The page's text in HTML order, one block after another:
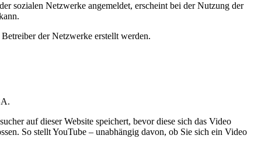
sozialen Netzwerke angemeldet, erscheint bei der Nutzung der
der Netzwerke erstellt werden.
auf dieser Website speichert, bevor diese sich das Video
So stellt YouTube – unabhängig davon, ob Sie sich ein Video